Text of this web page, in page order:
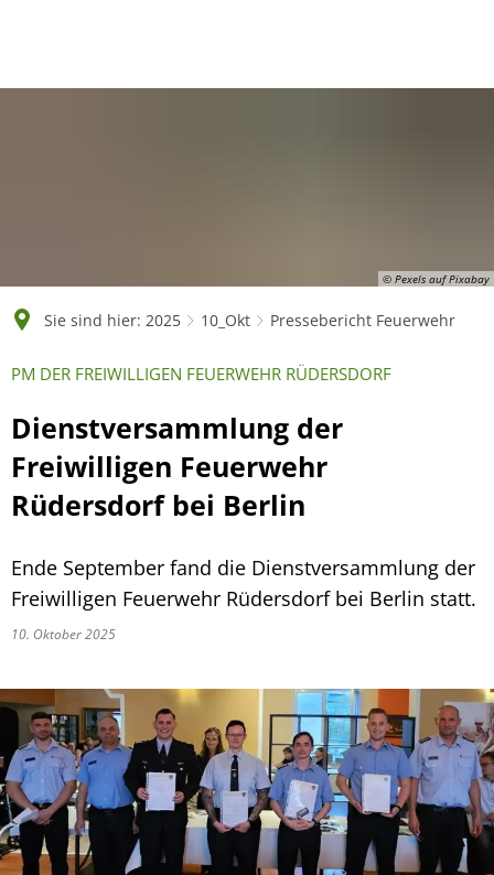
Deutsch
© Pexels auf Pixabay
Sie sind hier: 2025 10_Okt Pressebericht Feuerwehr
PM DER FREIWILLIGEN FEUERWEHR RÜDERSDORF
Dienstversammlung der
Freiwilligen Feuerwehr
Rüdersdorf bei Berlin
Ende September fand die Dienstversammlung der
Freiwilligen Feuerwehr Rüdersdorf bei Berlin statt.
10. Oktober 2025